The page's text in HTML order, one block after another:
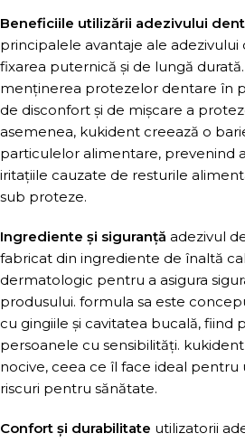
Beneficiile utilizării adezivului
principalele avantaje ale
fixarea puternică și de lungă
menținerea protezelor dentare în
de disconfort și de mișcare a
asemenea, kukident creează o
particulelor alimentare, prevenind
iritațiile cauzate de resturile
sub proteze.
Ingrediente și siguranță adezivul
fabricat din ingrediente de înaltă
dermatologic pentru a asigura
produsului. formula sa este
cu gingiile și cavitatea bucală, fiind
persoanele cu sensibilități.
nocive, ceea ce îl face ideal pentru
riscuri pentru sănătate.
Confort și durabilitate utilizatorii